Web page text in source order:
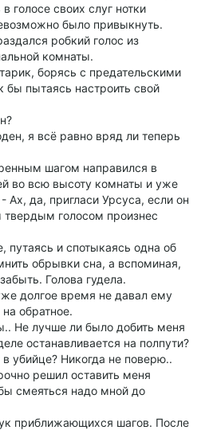
голосе своих слуг нотки
было привыкнуть.
робкий голос из
комнаты.
борясь с предательскими
бы пытаясь настроить свой
я всё равно вряд ли теперь
шагом направился в
во всю высоту комнаты и уже
да, пригласи Урсуса, если он
голосом произнес
путаясь и спотыкаясь одна об
обрывки сна, а вспоминая,
Голова гудела.
долгое время не давал ему
обратное.
Не лучше ли было добить меня
останавливается на полпути?
убийце? Никогда не поверю..
решил оставить меня
смеяться надо мной до
приближающихся шагов. После